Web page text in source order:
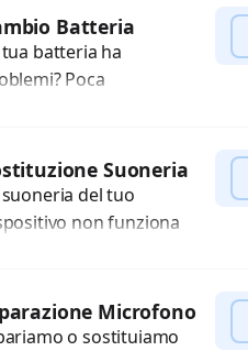
di ricarica
rotti, allentati,
Batteria
tua batteria ha
Poca
esauriti?
la...
Suoneria
suoneria del tuo
non funziona
con interventi
e componenti...
Microfono
o sostituiamo